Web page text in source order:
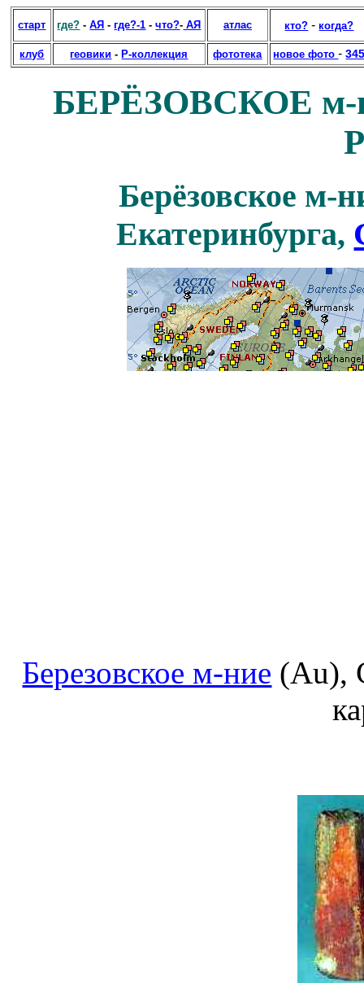
старт где? -АЯ -где?-1 -что?- АЯ атлас кто? -когда?
клуб геовики - Р-коллекция фототека новое фото-
БЕРЁЗОВСКОЕ м-
Берёзовское м-
Екатеринбурга,
Березовское м-ние (Au),